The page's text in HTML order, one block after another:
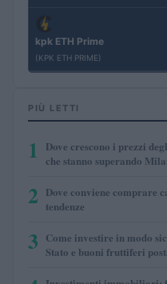
kpk ETH Prime
(KPK ETH PRIME)
PIÙ LETTI
1
Dove crescono i prezzi
che stanno superando
2 Dove conviene comprare
tendenze
3 Come investire in modo
Stato e buoni fruttiferi